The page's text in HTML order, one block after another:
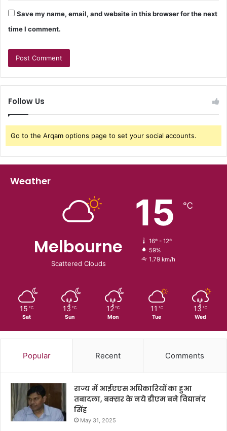
Save my name, email, and website in this browser for the next
time I comment.
Follow Us
Go to the Arqam options page to set your social accounts.
Weather
Melbourne
Scattered Clouds
15 ℃
16º - 12º
59%
1.79 km/h
15 ℃
Sat
13 ℃
Sun
12 ℃
Mon
11 ℃
Tue
13 ℃
Wed
Popular Recent Comments
राज्य में आईएएस अधिकारियों का हुआ
तबादला, बक्सर के नये डीएम बने विद्यानंद
सिंह
May 31, 2025